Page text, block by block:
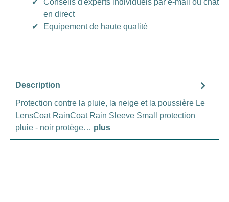
en direct
✔
Equipement de haute qualité
Description
Protection contre la pluie, la neige et la poussière Le
LensCoat RainCoat Rain Sleeve Small protection
pluie - noir protège… plus